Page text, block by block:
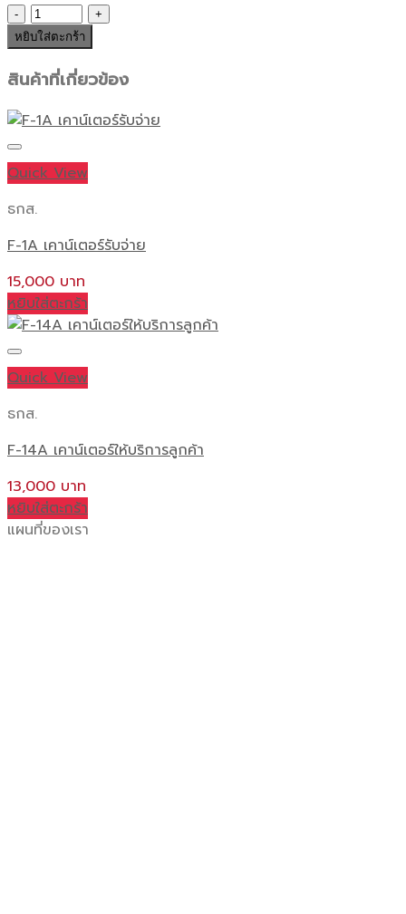
จำนวน
F1A
เคาน์เตอร์
รับ-
ชิ้น
หยิบใส่ตะกร้า
สินค้าที่เกี่ยวข้อง
Quick View
ธกส.
F-1A เคาน์เตอร์รับจ่าย
15,000
หยิบใส่ตะกร้า
Quick View
ธกส.
F-14A เคาน์เตอร์ให้บริการลูกค้า
13,000
หยิบใส่ตะกร้า
แผนที่ของเรา